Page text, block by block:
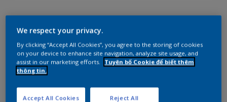
Try Our Visualizer App
Gợi ý phối màu
We respect your privacy.
By clicking “Accept All Cookies”, you agree to the storing of cookies
on your device to enhance site navigation, analyze site usage, and
assist in our marketing efforts.
Tuyên bố Cookie để biết thêm
thông tin.
Reject All
Accept All Cookies